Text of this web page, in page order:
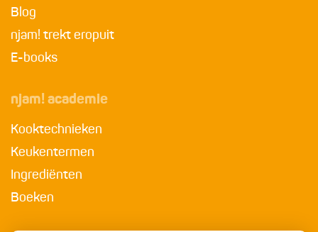
Blog
njam! trekt eropuit
E-books
njam! academie
Kooktechnieken
Keukentermen
Ingrediënten
Boeken